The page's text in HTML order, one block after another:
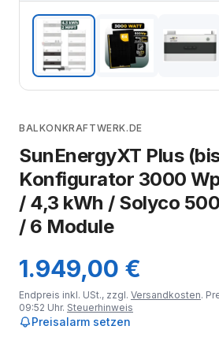
BALKONKRAFTWERK.DE
SunEnergyXT Plus
Konfigurator 3000
/ 4,3 kWh / Solyco
/ 6 Module
1.949,00 €
Endpreis inkl. USt., zzgl. Versandkosten.
09:52 Uhr. Steuerhinweis
Preisalarm setzen